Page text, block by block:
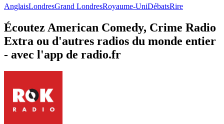
AnglaisLondresGrand LondresRoyaume-UniDébatsRire
Écoutez American Comedy, Crime Radio
Extra ou d'autres radios du monde entier
- avec l'app de radio.fr